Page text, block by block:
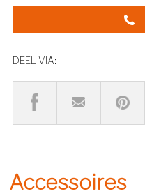
DEEL VIA:
Accessoires